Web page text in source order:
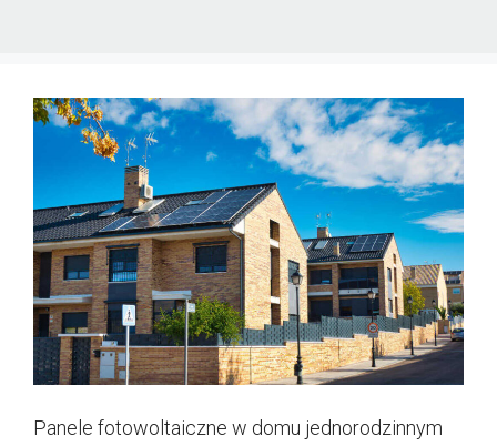
Panele fotowoltaiczne w domu jednorodzinnym